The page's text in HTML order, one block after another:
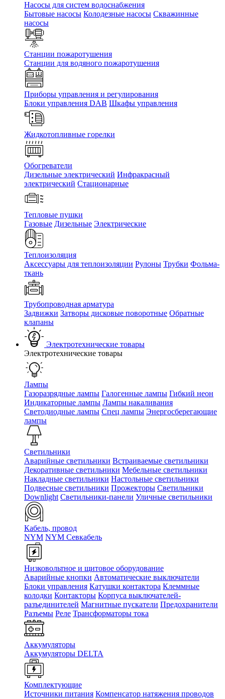
Насосы для систем водоснабжения
Бытовые насосы Колодезные насосы Скважинные
насосы
Станции пожаротушения
Станции для водяного пожаротушения
Приборы управления и регулирования
Блоки управления DAB Шкафы управления
Жидкотопливные горелки
Обогреватели
Дизельные электрический Инфракрасный
электрический Стационарные
Тепловые пушки
Газовые Дизельные Электрические
Теплоизоляция
Аксессуары для теплоизоляции Рулоны Трубки Фольма-
ткань
Трубопроводная арматура
Задвижки Затворы дисковые поворотные Обратные
клапаны
Электротехнические товары
Электротехнические товары
Лампы
Газоразрядные лампы Галогенные лампы Гибкий неон
Индикаторные лампы Лампы накаливания
Светодиодные лампы Спец лампы Энергосберегающие
лампы
Светильники
Аварийные светильники Встраиваемые светильники
Декоративные светильники Мебельные светильники
Накладные светильники Настольные светильники
Подвесные светильники Прожекторы Светильники
Downlight Светильники-панели Уличные светильники
Кабель, провод
NYM NYM Севкабель
Низковольтное и щитовое оборудование
Аварийные кнопки Автоматические выключатели
Блоки управления Катушки контактора Клеммные
колодки Контакторы Корпуса выключателей-
разъединителей Магнитные пускатели Предохранители
Разъемы Реле Трансформаторы тока
Аккумуляторы
Аккумуляторы DELTA
Комплектующие
Источники питания Компенсатор натяжения проводов